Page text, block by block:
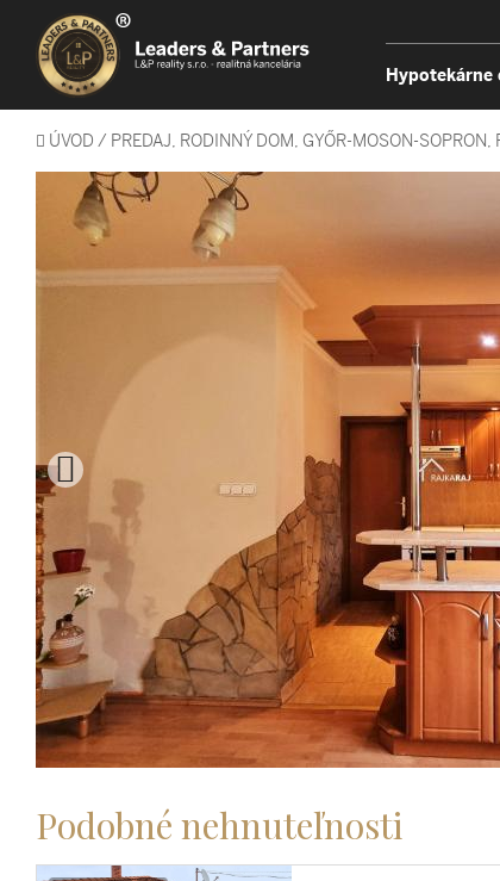
Hypotekárne
ÚVOD / PREDAJ, RODINNÝ DOM, GYŐR-MOSON-SOPRON,
Podobné nehnuteľnosti